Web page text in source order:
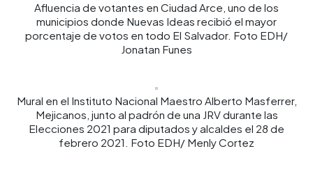
Afluencia de votantes en Ciudad Arce, uno de los
municipios donde Nuevas Ideas recibió el mayor
porcentaje de votos en todo El Salvador. Foto EDH/
Jonatan Funes
Mural en el Instituto Nacional Maestro Alberto Masferrer,
Mejicanos, junto al padrón de una JRV durante las
Elecciones 2021 para diputados y alcaldes el 28 de
febrero 2021. Foto EDH/ Menly Cortez